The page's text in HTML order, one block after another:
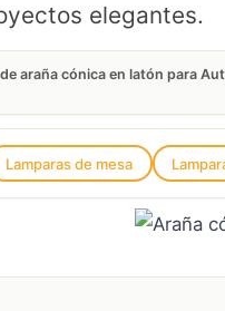
elegantes.
araña cónica en latón para
Lamparas de mesa